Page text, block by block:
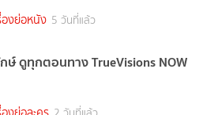
องย่อหนัง 5 วันที่แล้ว
ษ์ ดูทุกตอนทาง TrueVisions NOW